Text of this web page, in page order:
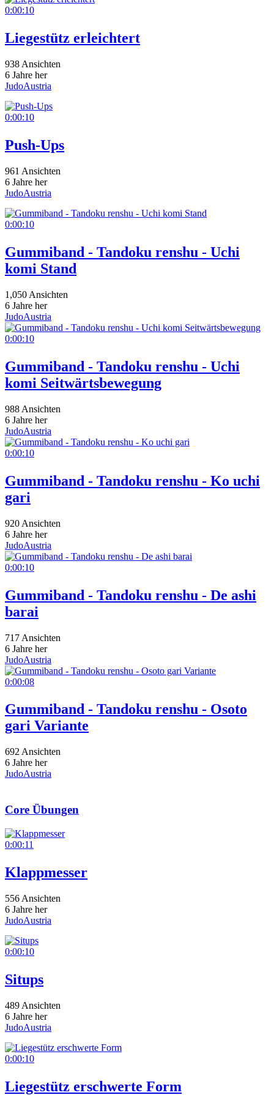
0:00:10
Liegestütz erleichtert
938 Ansichten
6 Jahre her
JudoAustria
0:00:10
Push-Ups
961 Ansichten
6 Jahre her
JudoAustria
0:00:10
Gummiband - Tandoku renshu - Uchi
komi Stand
1,050 Ansichten
6 Jahre her
JudoAustria
0:00:10
Gummiband - Tandoku renshu - Uchi
komi Seitwärtsbewegung
988 Ansichten
6 Jahre her
JudoAustria
0:00:10
Gummiband - Tandoku renshu - Ko uchi
gari
920 Ansichten
6 Jahre her
JudoAustria
0:00:10
Gummiband - Tandoku renshu - De ashi
barai
717 Ansichten
6 Jahre her
JudoAustria
0:00:08
Gummiband - Tandoku renshu - Osoto
gari Variante
692 Ansichten
6 Jahre her
JudoAustria
Core Übungen
0:00:11
Klappmesser
556 Ansichten
6 Jahre her
JudoAustria
0:00:10
Situps
489 Ansichten
6 Jahre her
JudoAustria
0:00:10
Liegestütz erschwerte Form